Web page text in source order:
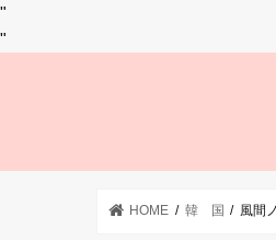
"
"
HOME 韓 国 風間